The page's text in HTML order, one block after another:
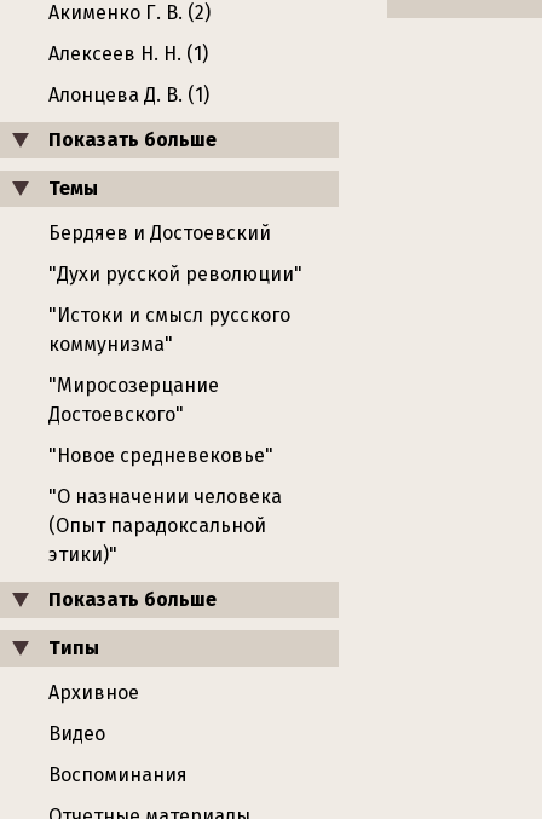
Акименко Г. В. (2)
Алексеев Н. Н. (1)
Алонцева Д. В. (1)
Показать больше
Темы
Бердяев и Достоевский
"Духи русской революции"
"Истоки и смысл русского
коммунизма"
"Миросозерцание
Достоевского"
"Новое средневековье"
"О назначении человека
(Опыт парадоксальной
этики)"
Показать больше
Типы
Архивное
Видео
Воспоминания